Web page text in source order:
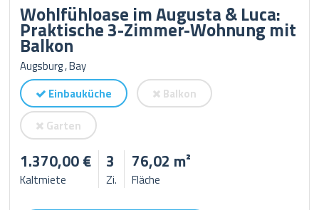
Wohlfühloase im Augusta & Luca:
Praktische 3-Zimmer-Wohnung mit
Balkon
Augsburg , Bay
Einbauküche
Balkon
Garten
1.370,00 €
Kaltmiete
3
Zi.
76,02 m²
Fläche